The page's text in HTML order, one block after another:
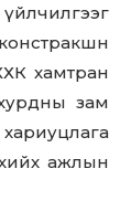
хамтран
зам
ажлын